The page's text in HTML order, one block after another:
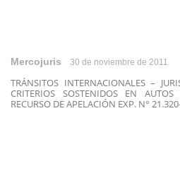
Mercojuris 30 de noviembre de 2011
TRÁNSITOS INTERNACIONALES –
CRITERIOS SOSTENIDOS EN
RECURSO DE APELACIÓN EXP. N°